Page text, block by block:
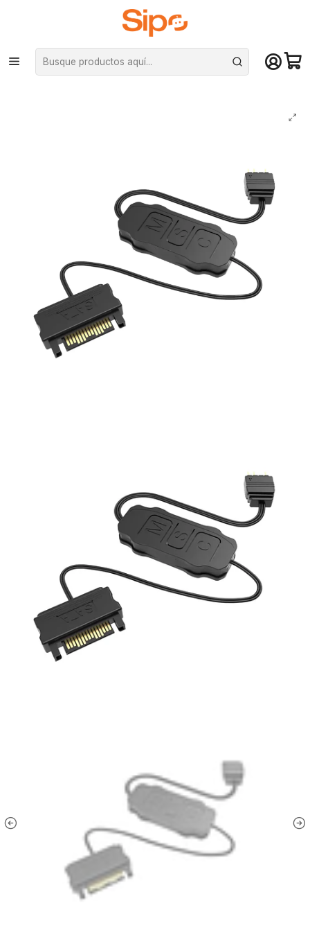
¡Compra hasta mediodía y recibe hoy! De lunes a sábado en el gran
Santiago. Envío gratis desde $29.990
Inicio Componentes PC Limpieza y Armado de PC
Pernos, adaptadores y cables
Controlador ARGB para Ventiladores PC, 3 Pines 5V Conexión SATA